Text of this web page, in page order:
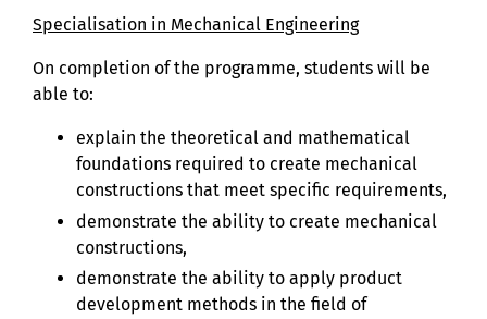
Specialisation in Mechanical Engineering
On completion of the programme, students will be
able to:
explain the theoretical and mathematical
foundations required to create mechanical
constructions that meet specific requirements,
demonstrate the ability to create mechanical
constructions,
demonstrate the ability to apply product
development methods in the field of